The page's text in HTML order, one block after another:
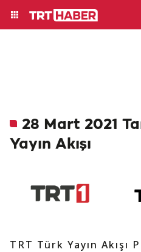
28 Mart 2021
Yayın Akışı
TRT Türk Yayın Akışı